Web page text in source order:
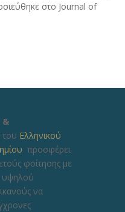
στο Journal of
&
του Ελληνικού
προσφέρει
φοίτησης με
υψηλού
να